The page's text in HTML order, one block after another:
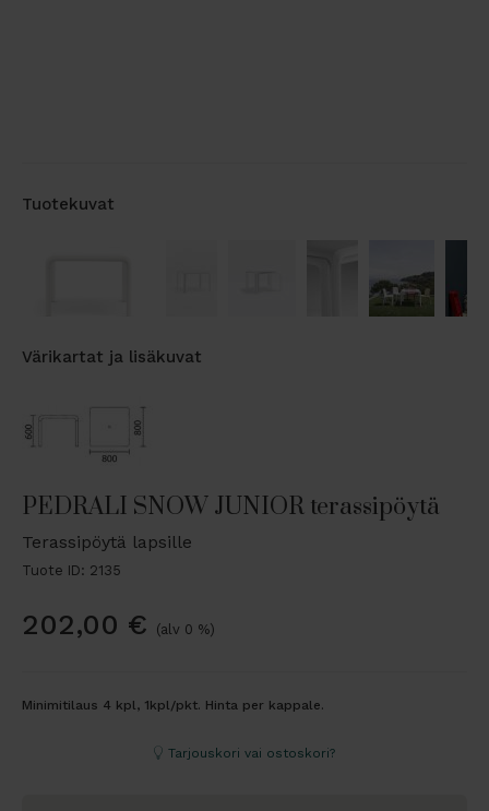
Tuotekuvat
Värikartat ja lisäkuvat
PEDRALI SNOW JUNIOR terassipöytä
Terassipöytä lapsille
Tuote ID: 2135
202,00 € (alv 0 %)
Minimitilaus 4 kpl, 1kpl/pkt. Hinta per kappale.
Tarjouskori vai ostoskori?